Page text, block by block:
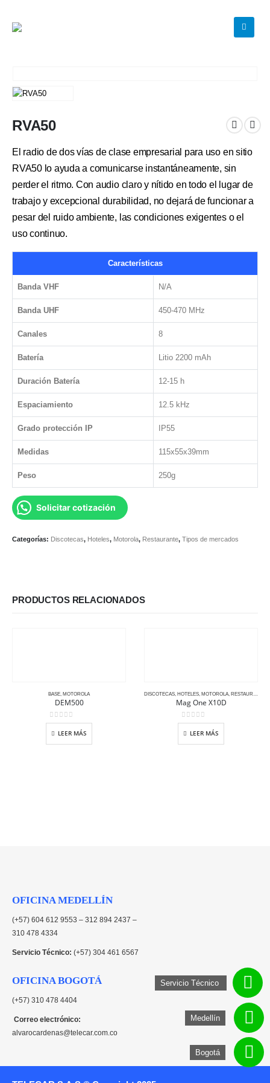
Servicio Técnico
Bogotá
Medellín
RVA50
El radio de dos vías de clase empresarial para uso en sitio
RVA50 lo ayuda a comunicarse instantáneamente, sin
perder el ritmo. Con audio claro y nítido en todo el lugar de
trabajo y excepcional durabilidad, no dejará de funcionar a
pesar del ruido ambiente, las condiciones exigentes o el
uso continuo.
Características
Banda VHF N/A
Banda UHF 450-470 MHz
Canales 8
Batería Litio 2200 mAh
Duración Batería 12-15 h
Espaciamiento 12.5 kHz
Grado protección IP IP55
Medidas 115x55x39mm
Peso 250g
Solicitar cotización
Categorías: Discotecas, Hoteles, Motorola, Restaurante, Tipos de mercados
PRODUCTOS RELACIONADOS
BASE, MOTOROLA
DEM500
0out of 5
LEER MÁS
DISCOTECAS, HOTELES, MOTOROLA, RESTAURANTE
Mag One X10D
0out of 5
LEER MÁS
OFICINA MEDELLÍN
(+57) 604 612 9553 – 312 894 2437 –
310 478 4334
Servicio Técnico: (+57) 304 461 6567
OFICINA BOGOTÁ
(+57) 310 478 4404
Correo electrónico:
alvarocardenas@telecar.com.co